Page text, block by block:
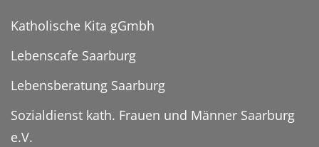
Katholische Kita gGmbh
Lebenscafe Saarburg
Lebensberatung Saarburg
Sozialdienst kath. Frauen und Männer Saarburg
e.V.